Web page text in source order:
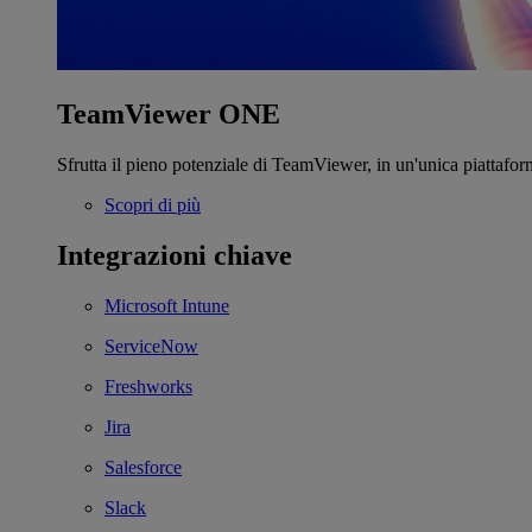
TeamViewer ONE
Sfrutta il pieno potenziale di TeamViewer, in un'unica
Scopri di più
Integrazioni chiave
Microsoft Intune
ServiceNow
Freshworks
Jira
Salesforce
Slack